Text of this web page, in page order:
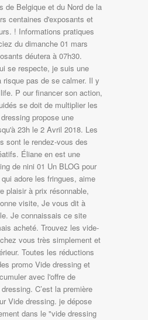
de Belgique et du Nord de la
centaines d'exposants et
! Informations pratiques
du dimanche 01 mars
déutera à 07h30.
se respecte, je suis une
risque pas de se calmer. Il y
P our financer son action,
se doit de multiplier les
propose une
23h le 2 Avril 2018. Les
sont le rendez-vous des
Éliane en est une
de nini 01 Un BLOG pour
adore les fringues, aime
plaisir à prix résonnable,
visite, Je vous dit à
Je connaissais ce site
acheté. Trouvez les vide-
vous très simplement et
Toutes les réductions
promo Vide dressing et
avec l'offre de
C’est la première
Vide dressing. je dépose
dans le "vide dressing